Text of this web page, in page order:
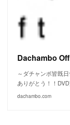
Dachambo
～ダチャンボ皆既
ありがとう！！
dachambo.com